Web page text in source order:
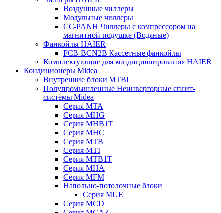
Воздушные чиллеры
Модульные чиллеры
CC-PANH Чиллеры с компрессором на
магнитной подушке (Водяные)
Фанкойлы HAIER
FCB-BCN2B Кассетные фанкойлы
Комплектующие для кондиционирования HAIER
Кондиционеры Midea
Внутренние блоки MTBI
Полупромышленные Неинверторные сплит-
системы Midea
Серия MTA
Серия MHG
Серия MHB1T
Серия MHC
Серия MTB
Серия MTI
Серия MTB1T
Серия MHA
Серия MFM
Напольно-потолочные блоки
Серия MUE
Серия MCD